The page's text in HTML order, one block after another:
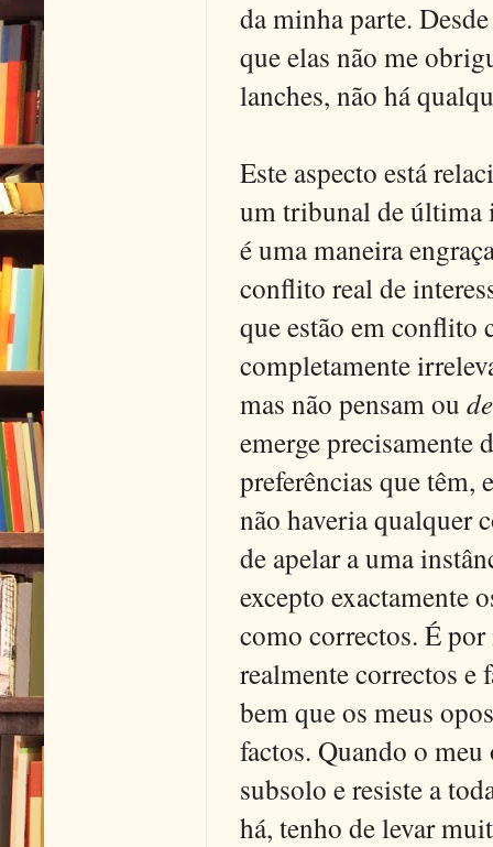
da minha parte.
que elas não me
lanches, não há
Este aspecto está
um tribunal de última
é uma maneira
conflito real de
que estão em conflito
completamente
mas não pensam ou
emerge precisamente
preferências que têm,
não haveria qualquer
de apelar a uma
excepto exactamente
como correctos. É
realmente correctos e
bem que os meus
factos. Quando o
subsolo e resiste a
há, tenho de levar